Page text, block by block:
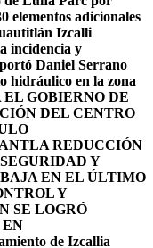
elementos adicionales
Izcalli
incidencia y
Daniel Serrano
hidráulico en la zona
GOBIERNO DE
DEL CENTRO
REDUCCIÓN
Y
EN EL ÚLTIMO
Y
SE LOGRÓ
EN
de Izcallia